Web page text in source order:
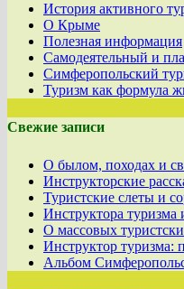
История активного
О Крыме
Полезная информация
Самодеятельный и
Симферопольский
Туризм как формула
Свежие записи
О былом, походах и
Инструкторские
Туристские слеты и
Инструктора туризма
О массовых
Инструктор туризма:
Альбом